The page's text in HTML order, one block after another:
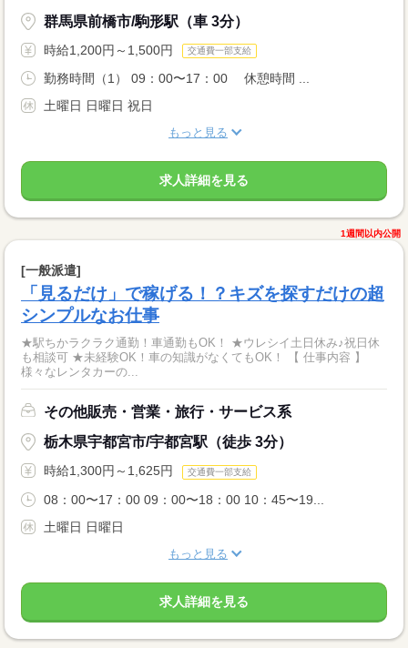
群馬県前橋市/駒形駅（車 3分）
時給1,200円～1,500円 交通費一部支給
勤務時間（1） 09：00〜17：00 休憩時間 ...
土曜日 日曜日 祝日
もっと見る
求人詳細を見る
1週間以内公開
[一般派遣]
「見るだけ」で稼げる！？キズを探すだけの超
シンプルなお仕事
★駅ちかラクラク通勤！車通勤もOK！ ★ウレシイ土日休み♪祝日休
も相談可 ★未経験OK！車の知識がなくてもOK！ 【 仕事内容 】
様々なレンタカーの...
その他販売・営業・旅行・サービス系
栃木県宇都宮市/宇都宮駅（徒歩 3分）
時給1,300円～1,625円 交通費一部支給
08：00〜17：00 09：00〜18：00 10：45〜19...
土曜日 日曜日
もっと見る
求人詳細を見る